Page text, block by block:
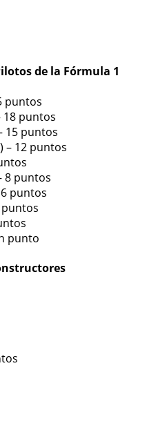
de la Fórmula 1
puntos
18 puntos
15 puntos
– 12 puntos
8 puntos
puntos
puntos
punto